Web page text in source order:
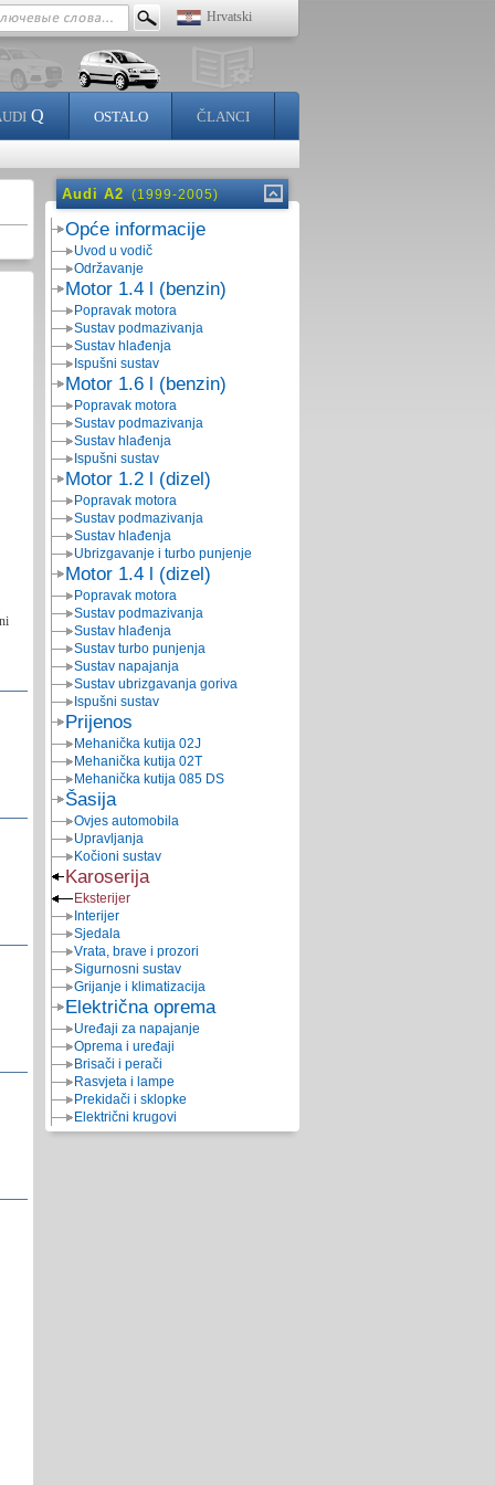
Hrvatski
Q OSTALO ČLANCI
Audi A2 (1999-2005)
Opće informacije
Uvod u vodič
Održavanje
Motor 1.4 l (benzin)
Popravak motora
Sustav podmazivanja
Sustav hlađenja
Ispušni sustav
Motor 1.6 l (benzin)
Popravak motora
Sustav podmazivanja
Sustav hlađenja
Ispušni sustav
Motor 1.2 l (dizel)
Popravak motora
Sustav podmazivanja
Sustav hlađenja
Ubrizgavanje i turbo punjenje
Motor 1.4 l (dizel)
Popravak motora
Sustav podmazivanja
Sustav hlađenja
Sustav turbo punjenja
Sustav napajanja
Sustav ubrizgavanja goriva
Ispušni sustav
Prijenos
Mehanička kutija 02J
Mehanička kutija 02T
Mehanička kutija 085 DS
Šasija
Ovjes automobila
Upravljanja
Kočioni sustav
Karoserija
Eksterijer
Interijer
Sjedala
Vrata, brave i prozori
Sigurnosni sustav
Grijanje i klimatizacija
Električna oprema
Uređaji za napajanje
Oprema i uređaji
Brisači i perači
Rasvjeta i lampe
Prekidači i sklopke
Električni krugovi